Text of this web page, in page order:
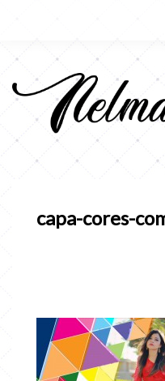
conteúdo
capa-cores-